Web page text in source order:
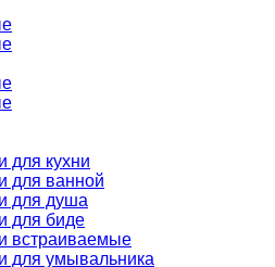
для кухни
для ванной
для душа
для биде
встраиваемые
для умывальника